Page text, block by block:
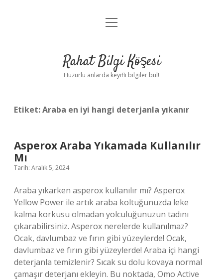
Anasayfa
Yasal Uyarı
menüyü
Rahat Bilgi Köşesi
Huzurlu anlarda keyifli bilgiler bul!
Etiket:Araba en iyi hangi deterjanla yıkanır
Asperox Araba Yıkamada Kullanılır
Mı
Tarih: Aralık 5, 2024
Araba yıkarken asperox kullanılır mı? Asperox
Yellow Power ile artık araba koltuğunuzda leke
kalma korkusu olmadan yolculuğunuzun tadını
çıkarabilirsiniz. Asperox nerelerde kullanılmaz?
Ocak, davlumbaz ve fırın gibi yüzeylerde! Ocak,
davlumbaz ve fırın gibi yüzeylerde! Araba içi hangi
deterjanla temizlenir? Sıcak su dolu kovaya normal
çamaşır deterjanı ekleyin. Bu noktada, Omo Active